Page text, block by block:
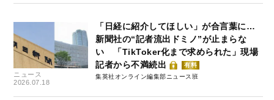
ニュース
2026.07.18
「日経に紹介してほしい」が合言葉に…
新聞社の“記者流出ドミノ”が止まらな
い 「TikToker化まで求められた」現場
記者から不満続出
有料
集英社オンライン編集部ニュース班